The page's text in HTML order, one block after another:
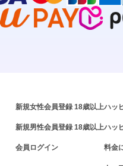
新規女性会員登録 18歳以上
新規男性会員登録 18歳以上
会員ログイン
ハッ
ハッ
料金